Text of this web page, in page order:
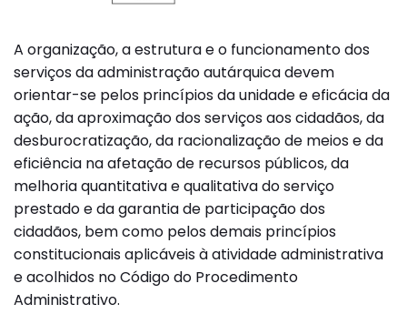
A organização, a estrutura e o funcionamento dos
serviços da administração autárquica devem
orientar-se pelos princípios da unidade e eficácia da
ação, da aproximação dos serviços aos cidadãos, da
desburocratização, da racionalização de meios e da
eficiência na afetação de recursos públicos, da
melhoria quantitativa e qualitativa do serviço
prestado e da garantia de participação dos
cidadãos, bem como pelos demais princípios
constitucionais aplicáveis à atividade administrativa
e acolhidos no Código do Procedimento
Administrativo.